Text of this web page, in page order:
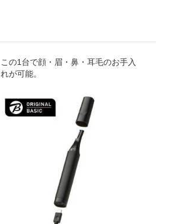
この1台で顔・眉・鼻・耳毛のお手入
れが可能。